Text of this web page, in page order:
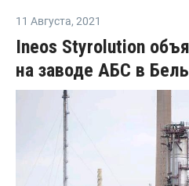
11 Августа, 2021
Ineos Styrolution
на заводе АБС в